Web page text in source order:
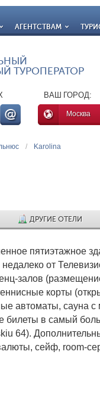
АГЕНТСТВАМ
ТУРОПЕРАТОР
ВАШ ГОРОД:
Москва
/ Karolina
ДРУГИЕ ОТЕЛИ
пятиэтажное
недалеко от
залов
корты
автоматы, сауна
билеты в самый
64).
сейф, room-